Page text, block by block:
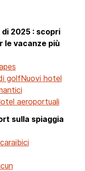
2025 : scopri
le vacanze più
golfNuovi hotel
aeroportuali
sulla spiaggia